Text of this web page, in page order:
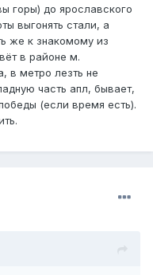
горы) до ярославского
выгонять стали, а
же к знакомому из
в районе м.
в метро лезть не
часть апл, бывает,
(если время есть).